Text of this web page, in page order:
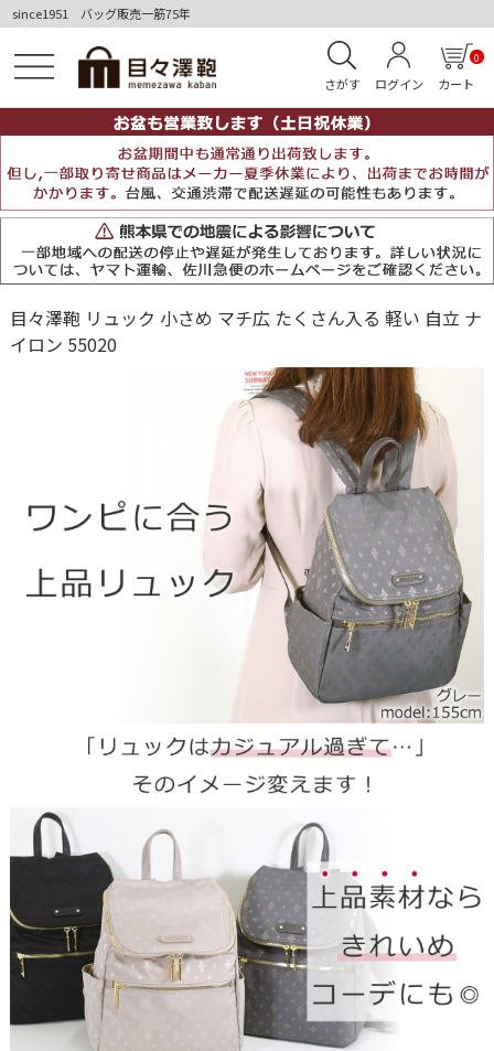
since1951 バッグ販売一筋75年
さがす ログイン カート
0
目々澤鞄 リュック 小さめ マチ広 たくさん入る 軽い 自立 ナ
イロン 55020